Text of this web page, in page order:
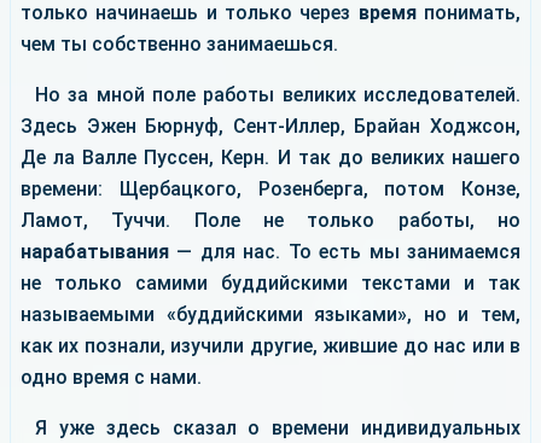
только начинаешь и только через времяпонимать,
чем ты собственно занимаешься.
Но за мной поле работы великих исследователей.
Здесь Эжен Бюрнуф, Сент-Иллер, Брайан Ходжсон,
Де ла Валле Пуссен, Керн. И так до великих нашего
времени: Щербацкого, Розенберга, потом Конзе,
Ламот, Туччи. Поле не только работы, но
нарабатывания — для нас. То есть мы занимаемся
не только самими буддийскими текстами и так
называемыми «буддийскими языками», но и тем,
как их познали, изучили другие, жившие до нас или в
одно время с нами.
Я уже здесь сказал о времени индивидуальных